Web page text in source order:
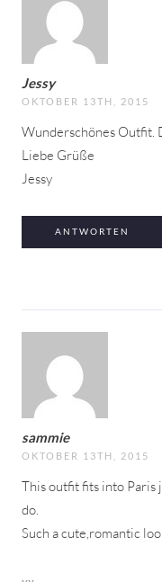
Jessy
OKTOBER 13TH, 2015
Wunderschönes Outfit.
Liebe Grüße
Jessy
ANTWORTEN
sammie
OKTOBER 13TH, 2015
This outfit fits into
do.
Such a cute,romantic